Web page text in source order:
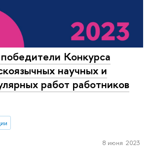
Конкурса
научных и
работ работников
8 июня 2023